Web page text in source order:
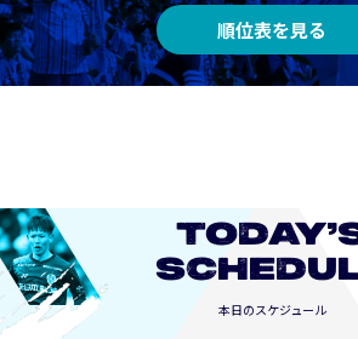
順位表を見る
本日のスケジュール